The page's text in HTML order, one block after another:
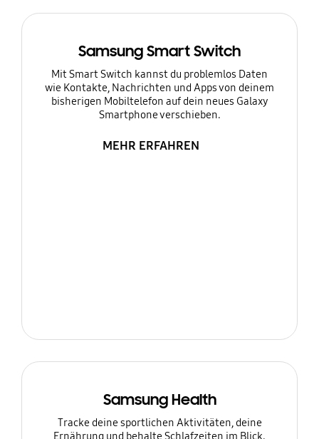
Samsung Smart Switch
Mit Smart Switch kannst du problemlos Daten
wie Kontakte, Nachrichten und Apps von deinem
bisherigen Mobiltelefon auf dein neues Galaxy
Smartphone verschieben.
MEHR ERFAHREN
Samsung Health
Tracke deine sportlichen Aktivitäten, deine
Ernährung und behalte Schlafzeiten im Blick.